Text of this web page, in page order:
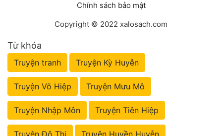
Chính sách bảo mật
Copyright © 2022 xalosach.com
Từ khóa
Truyện tranh Truyện Kỳ Huyễn
Truyện Võ Hiệp Truyện Mưu Mô
Truyện Nhập Môn Truyện Tiên Hiệp